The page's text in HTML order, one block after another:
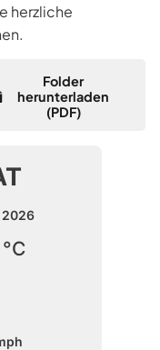
herzliche
Folder
herunterladen
(PDF)
2026
°C